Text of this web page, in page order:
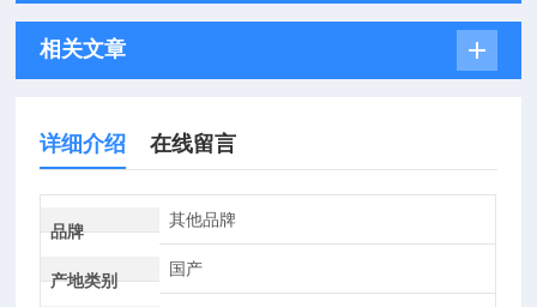
相关文章
详细介绍 在线留言
品牌
其他品牌
产地类别
国产